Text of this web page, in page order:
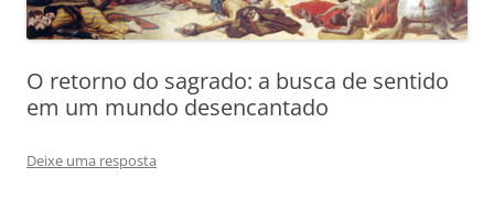
O retorno do sagrado: a busca de sentido
em um mundo desencantado
Deixe uma resposta